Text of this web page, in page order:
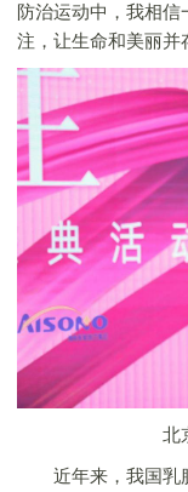
防治运动中，我相
注，让生命和美丽并
北京
近年来，我国乳腺